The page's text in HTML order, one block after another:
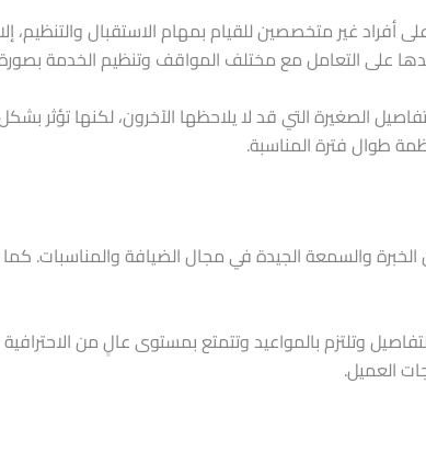
غير متخصصين للقيام بمهام الاستقبال والتنظيم،
على التعامل مع مختلف المواقف وتنظيم الخدمة
الصغيرة التي قد لا يلاحظها الآخرون، لكنها تؤثر
طوال فترة المناسبة.
عن الخبرة والسمعة الجيدة في مجال الضيافة
وتلتزم بالمواعيد وتتمتع بمستوى عالٍ من
العميل.